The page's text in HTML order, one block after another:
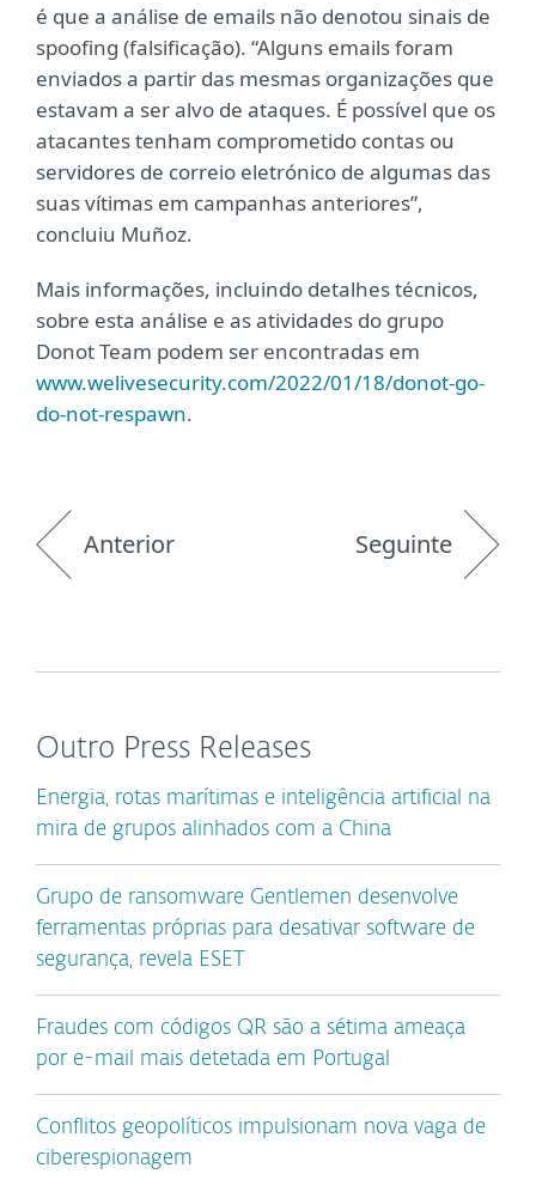
é que a análise de emails não denotou sinais de
spoofing (falsificação). “Alguns emails foram
enviados a partir das mesmas organizações que
estavam a ser alvo de ataques. É possível que os
atacantes tenham comprometido contas ou
servidores de correio eletrónico de algumas das
suas vítimas em campanhas anteriores”,
concluiu Muñoz.
Mais informações, incluindo detalhes técnicos,
sobre esta análise e as atividades do grupo
Donot Team podem ser encontradas em
www.welivesecurity.com/2022/01/18/donot-go-
do-not-respawn.
Anterior Seguinte
Outro Press Releases
Energia, rotas marítimas e inteligência artificial na
mira de grupos alinhados com a China
Grupo de ransomware Gentlemen desenvolve
ferramentas próprias para desativar software de
segurança, revela ESET
Fraudes com códigos QR são a sétima ameaça
por e-mail mais detetada em Portugal
Conflitos geopolíticos impulsionam nova vaga de
ciberespionagem